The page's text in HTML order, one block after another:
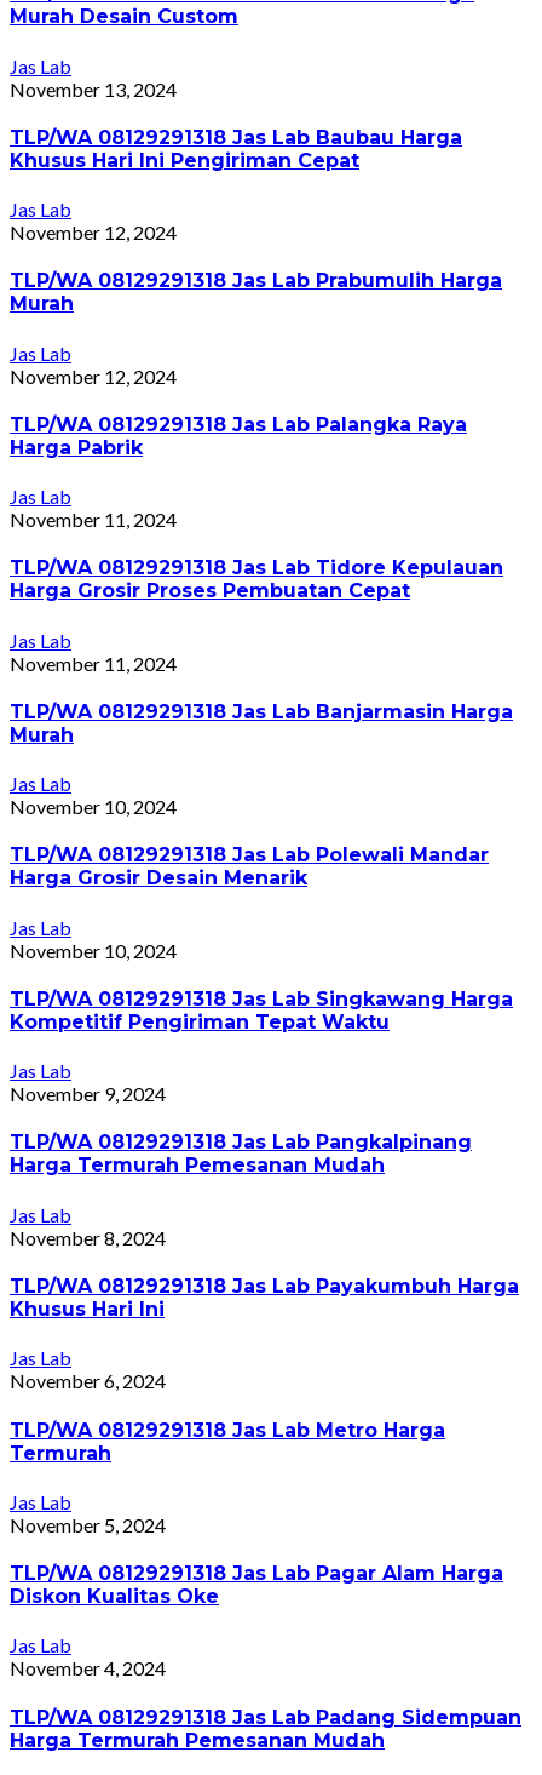
Murah Desain Custom
Jas Lab
November 13, 2024
TLP/WA 08129291318 Jas Lab Baubau Harga
Khusus Hari Ini Pengiriman Cepat
Jas Lab
November 12, 2024
TLP/WA 08129291318 Jas Lab Prabumulih Harga
Murah
Jas Lab
November 12, 2024
TLP/WA 08129291318 Jas Lab Palangka Raya
Harga Pabrik
Jas Lab
November 11, 2024
TLP/WA 08129291318 Jas Lab Tidore Kepulauan
Harga Grosir Proses Pembuatan Cepat
Jas Lab
November 11, 2024
TLP/WA 08129291318 Jas Lab Banjarmasin Harga
Murah
Jas Lab
November 10, 2024
TLP/WA 08129291318 Jas Lab Polewali Mandar
Harga Grosir Desain Menarik
Jas Lab
November 10, 2024
TLP/WA 08129291318 Jas Lab Singkawang Harga
Kompetitif Pengiriman Tepat Waktu
Jas Lab
November 9, 2024
TLP/WA 08129291318 Jas Lab Pangkalpinang
Harga Termurah Pemesanan Mudah
Jas Lab
November 8, 2024
TLP/WA 08129291318 Jas Lab Payakumbuh Harga
Khusus Hari Ini
Jas Lab
November 6, 2024
TLP/WA 08129291318 Jas Lab Metro Harga
Termurah
Jas Lab
November 5, 2024
TLP/WA 08129291318 Jas Lab Pagar Alam Harga
Diskon Kualitas Oke
Jas Lab
November 4, 2024
TLP/WA 08129291318 Jas Lab Padang Sidempuan
Harga Termurah Pemesanan Mudah